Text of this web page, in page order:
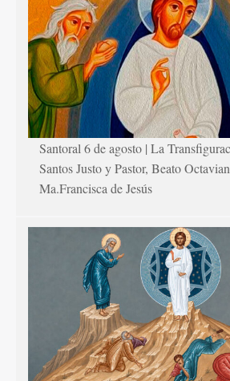
Santoral 6 de agosto | La
Santos Justo y Pastor, Beato
Ma.Francisca de Jesús